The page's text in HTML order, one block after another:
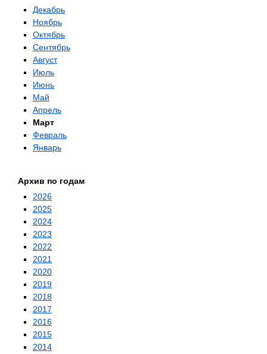
Декабрь
Ноябрь
Октябрь
Сентябрь
Август
Июль
Июнь
Май
Апрель
Март
Февраль
Январь
Архив по годам
2026
2025
2024
2023
2022
2021
2020
2019
2018
2017
2016
2015
2014